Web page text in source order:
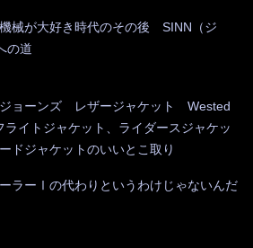
械が大好き時代のその後 SINN（ジ
の道
ジョーンズ レザージャケット Wested
イトジャケット、ライダースジャケッ
ドジャケットのいいとこ取り
ラーⅠの代わりというわけじゃないんだ